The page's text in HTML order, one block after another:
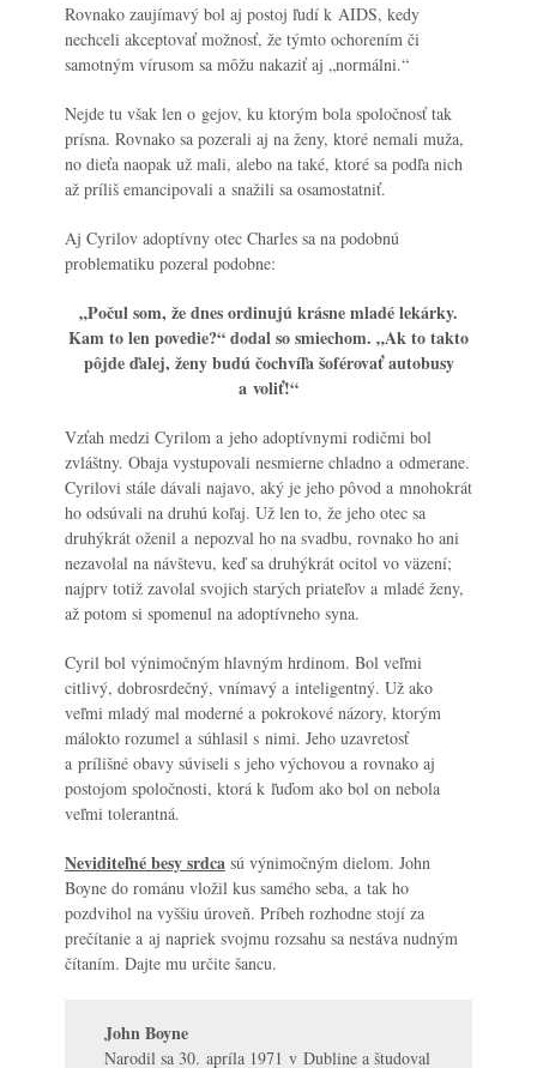
Rovnako zaujímavý bol aj postoj ľudí k AIDS, kedy
nechceli akceptovať možnosť, že týmto ochorením či
samotným vírusom sa môžu nakaziť aj „normálni.“
Nejde tu však len o gejov, ku ktorým bola spoločnosť tak
prísna. Rovnako sa pozerali aj na ženy, ktoré nemali muža,
no dieťa naopak už mali, alebo na také, ktoré sa podľa nich
až príliš emancipovali a snažili sa osamostatniť.
Aj Cyrilov adoptívny otec Charles sa na podobnú
problematiku pozeral podobne:
„Počul som, že dnes ordinujú krásne mladé lekárky.
Kam to len povedie?“ dodal so smiechom. „Ak to takto
pôjde ďalej, ženy budú čochvíľa šoférovať autobusy
a voliť!“
Vzťah medzi Cyrilom a jeho adoptívnymi rodičmi bol
zvláštny. Obaja vystupovali nesmierne chladno a odmerane.
Cyrilovi stále dávali najavo, aký je jeho pôvod a mnohokrát
ho odsúvali na druhú koľaj. Už len to, že jeho otec sa
druhýkrát oženil a nepozval ho na svadbu, rovnako ho ani
nezavolal na návštevu, keď sa druhýkrát ocitol vo väzení;
najprv totiž zavolal svojich starých priateľov a mladé ženy,
až potom si spomenul na adoptívneho syna.
Cyril bol výnimočným hlavným hrdinom. Bol veľmi
citlivý, dobrosrdečný, vnímavý a inteligentný. Už ako
veľmi mladý mal moderné a pokrokové názory, ktorým
málokto rozumel a súhlasil s nimi. Jeho uzavretosť
a prílišné obavy súviseli s jeho výchovou a rovnako aj
postojom spoločnosti, ktorá k ľuďom ako bol on nebola
veľmi tolerantná.
Neviditeľné besy srdcasú výnimočným dielom. John
Boyne do románu vložil kus samého seba, a tak ho
pozdvihol na vyššiu úroveň. Príbeh rozhodne stojí za
prečítanie a aj napriek svojmu rozsahu sa nestáva nudným
čítaním. Dajte mu určite šancu.
John Boyne
Narodil sa 30. apríla 1971 v Dubline a študoval